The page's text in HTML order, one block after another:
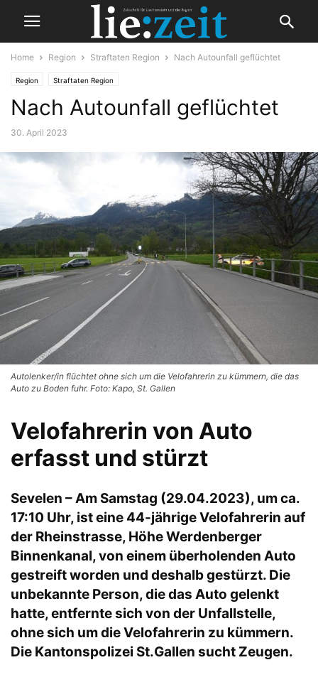
Home Region Straftaten Region Nach Autounfall geflüchtet
Region Straftaten Region
Nach Autounfall geflüchtet
30. April 2023
Autolenker/in flüchtet ohne sich um die Velofahrerin zu kümmern, die das
Auto zu Boden fuhr. Foto: Kapo, St. Gallen
Velofahrerin von Auto
erfasst und stürzt
Sevelen – Am Samstag (29.04.2023), um ca.
17:10 Uhr, ist eine 44-jährige Velofahrerin auf
der Rheinstrasse, Höhe Werdenberger
Binnenkanal, von einem überholenden Auto
gestreift worden und deshalb gestürzt. Die
unbekannte Person, die das Auto gelenkt
hatte, entfernte sich von der Unfallstelle,
ohne sich um die Velofahrerin zu kümmern.
Die Kantonspolizei St.Gallen sucht Zeugen.